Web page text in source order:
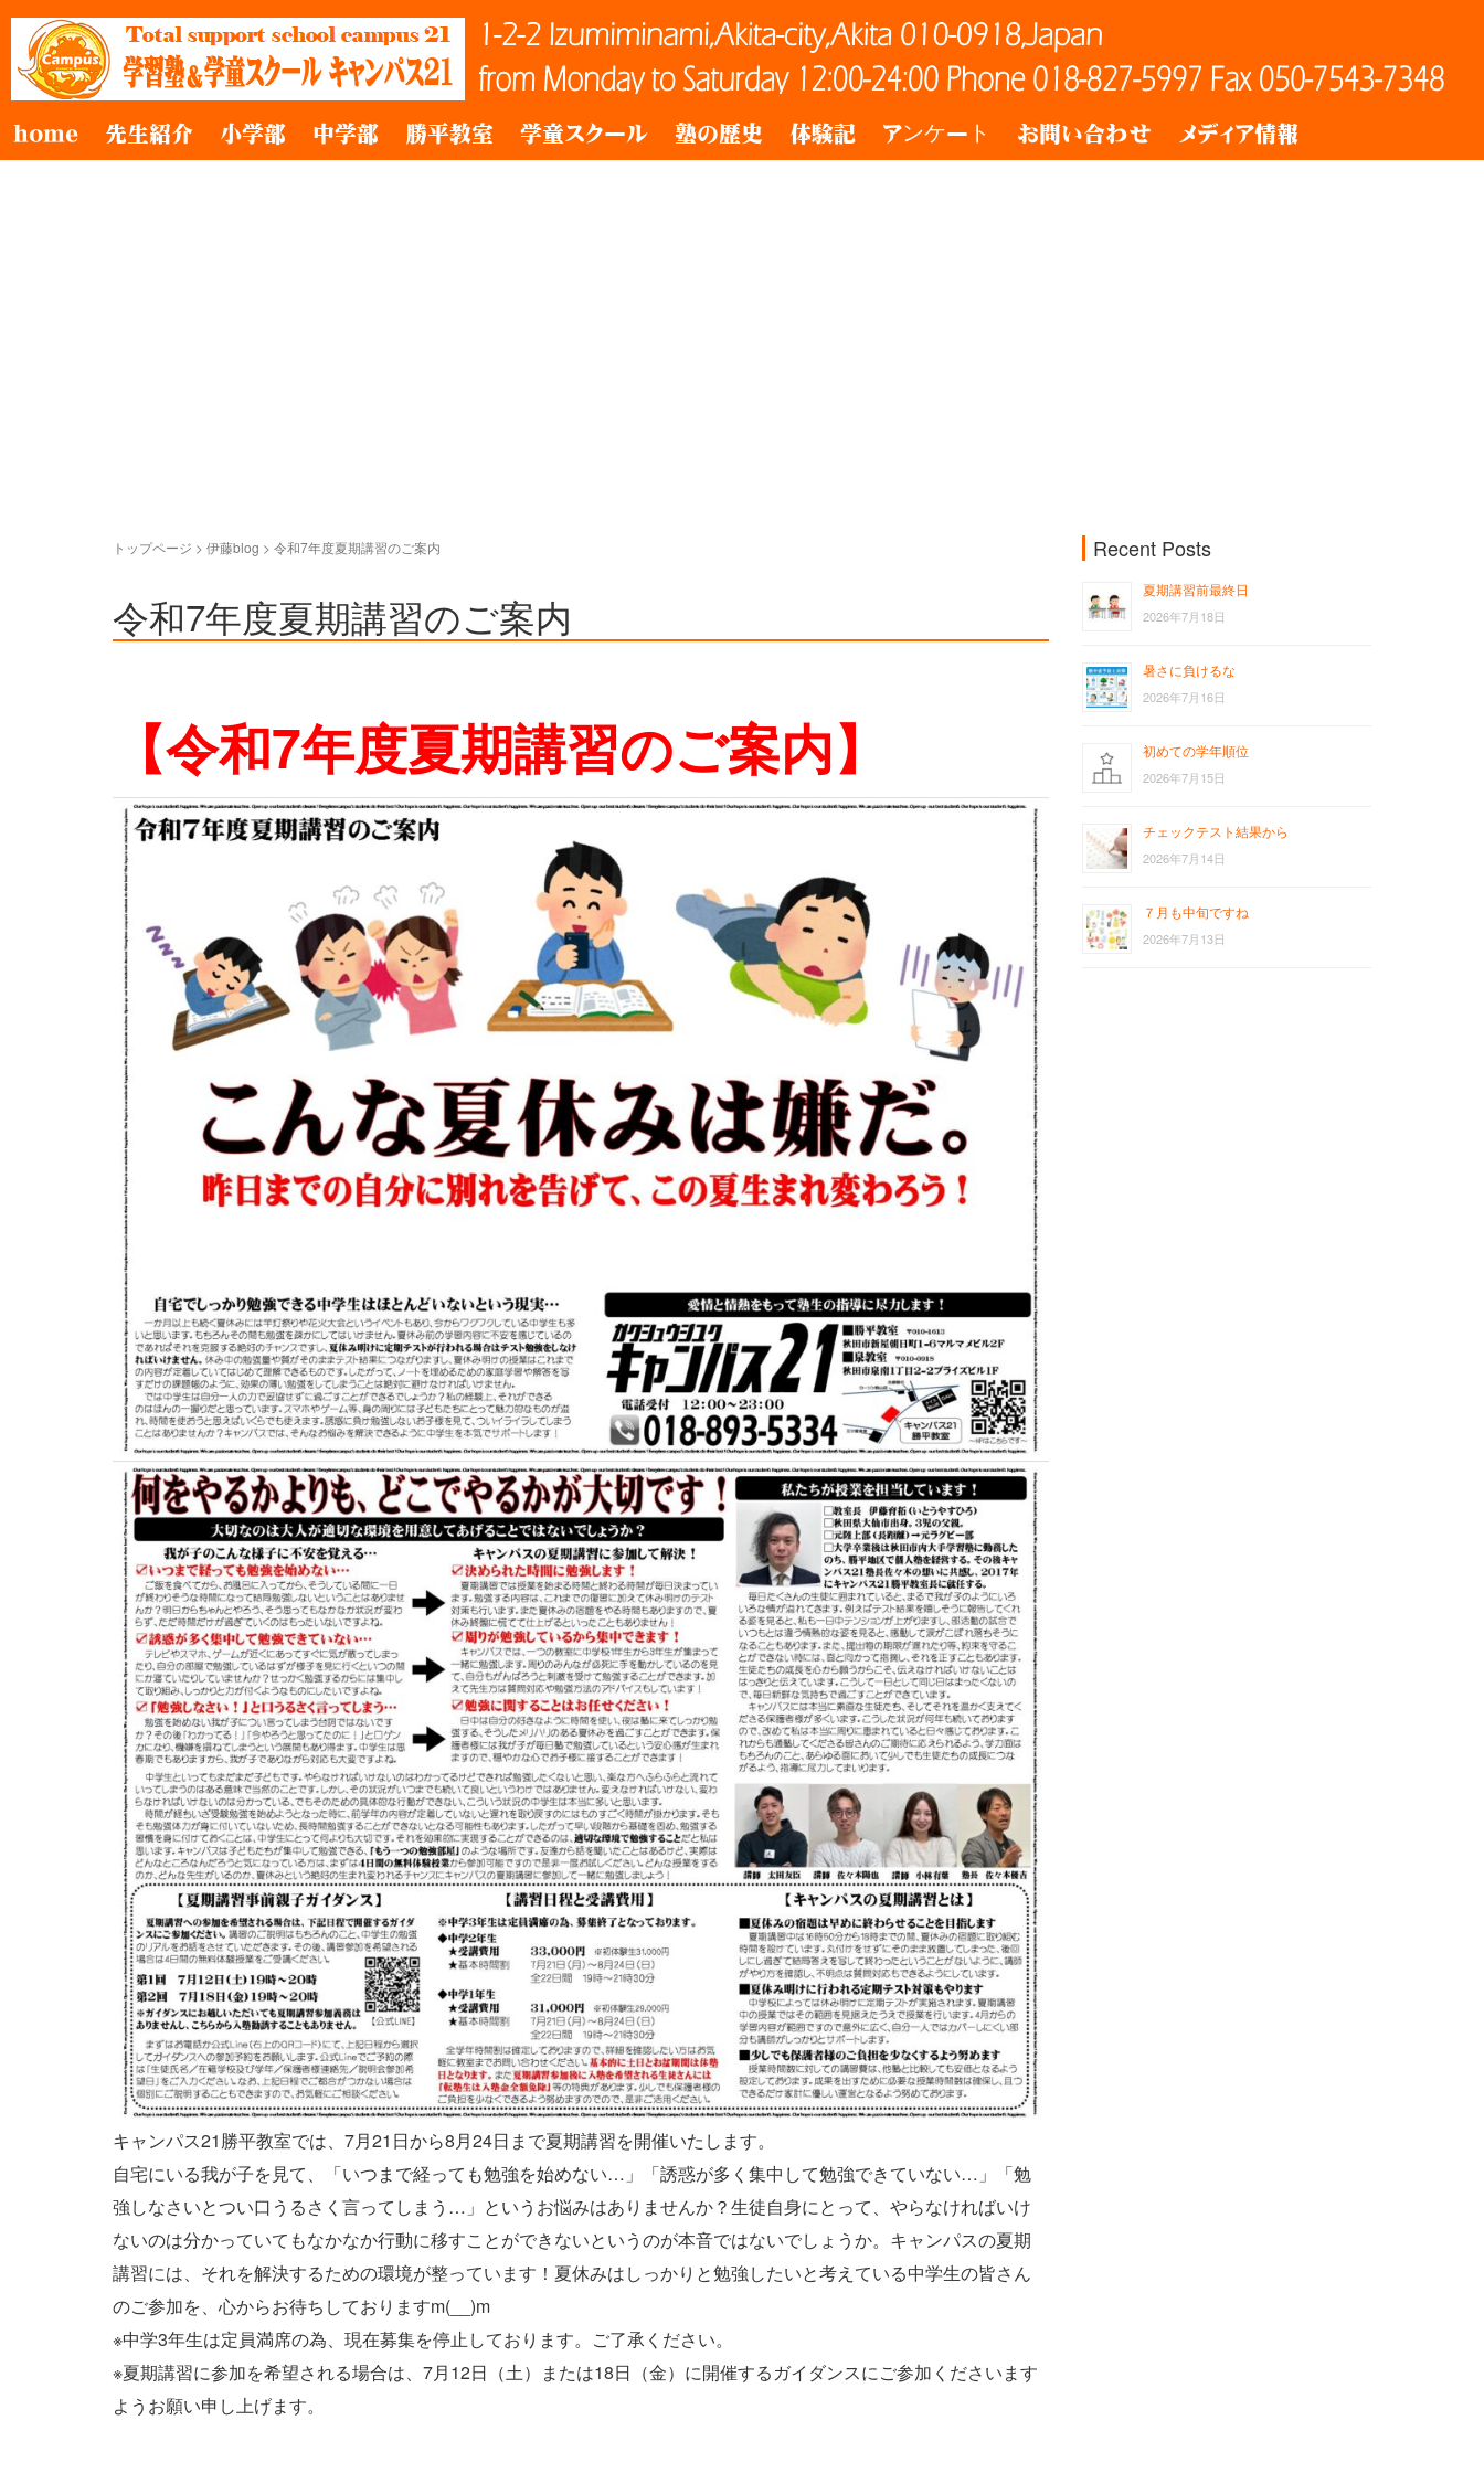
home 先生紹介 小学部 中学部 勝平教室 学童スクール 塾の歴史 体験記 アンケート お問い合わせ メディア情報
トップページ > 伊藤blog > 令和7年度夏期講習のご案内
令和7年度夏期講習のご案内
【令和7年度夏期講習のご案内】
キャンパス21勝平教室では、7月21日から8月24日まで夏期講習を開催いたします。
自宅にいる我が子を見て、「いつまで経っても勉強を始めない…」「誘惑が多く集中して勉強できていない…」「勉
強しなさいとつい口うるさく言ってしまう…」というお悩みはありませんか？生徒自身にとって、やらなければいけ
ないのは分かっていてもなかなか行動に移すことができないというのが本音ではないでしょうか。キャンパスの夏期
講習には、それを解決するための環境が整っています！夏休みはしっかりと勉強したいと考えている中学生の皆さん
のご参加を、心からお待ちしておりますm(__)m
※中学3年生は定員満席の為、現在募集を停止しております。ご了承ください。
※夏期講習に参加を希望される場合は、7月12日（土）または18日（金）に開催するガイダンスにご参加くださいます
ようお願い申し上げます。
Recent Posts
夏期講習前最終日
2026年7月18日
暑さに負けるな
2026年7月16日
初めての学年順位
2026年7月15日
チェックテスト結果から
2026年7月14日
７月も中旬ですね
2026年7月13日